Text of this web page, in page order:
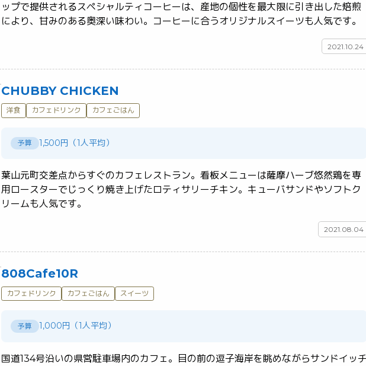
ップで提供されるスペシャルティコーヒーは、産地の個性を最大限に引き出した焙煎
2021.10.24
CHUBBY CHICKEN
洋食 カフェドリンク カフェごはん
予算 1,500円（1人平均）
葉山元町交差点からすぐのカフェレストラン。看板メニューは薩摩ハーブ悠然鶏を専
用ロースターでじっくり焼き上げたロティサリーチキン。キューバサンドやソフトク
2021.08.04
808Cafe10R
カフェドリンク カフェごはん スイーツ
予算 1,000円（1人平均）
国道134号沿いの県営駐車場内のカフェ。目の前の逗子海岸を眺めながらサンドイッ